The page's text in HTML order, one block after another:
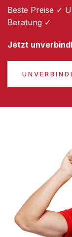
Beste Preise ✓
Beratung ✓
Jetzt